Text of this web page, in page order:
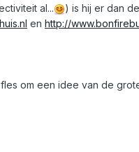
al...
) is hij er dan
en http://
om een idee van de